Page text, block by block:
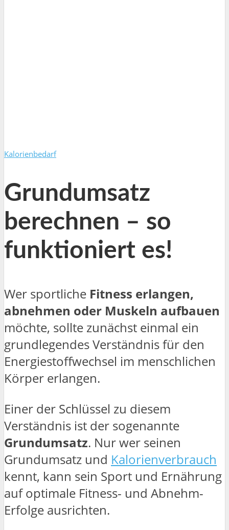
Kalorienbedarf
Grundumsatz
berechnen – so
funktioniert es!
Wer sportliche Fitness erlangen,
abnehmen oder Muskeln aufbauen
möchte, sollte zunächst einmal ein
grundlegendes Verständnis für den
Energiestoffwechsel im menschlichen
Körper erlangen.
Einer der Schlüssel zu diesem
Verständnis ist der sogenannte
Grundumsatz. Nur wer seinen
Grundumsatz und Kalorienverbrauch
kennt, kann sein Sport und Ernährung
auf optimale Fitness- und Abnehm-
Erfolge ausrichten.